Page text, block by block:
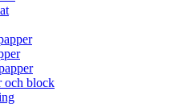
och block